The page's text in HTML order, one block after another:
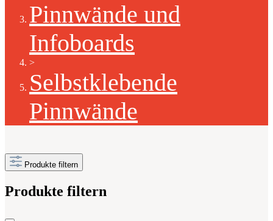
Pinnwände und
Infoboards
>
Selbstklebende
Pinnwände
Produkte filtern
Produkte filtern